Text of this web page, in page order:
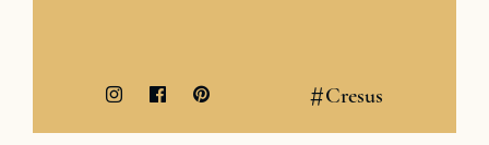
#Cresus